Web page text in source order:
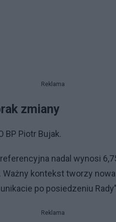
Reklama
zmiany
BP Piotr Bujak.
nadal wynosi
kontekst tworzy
po posiedzeniu
Reklama